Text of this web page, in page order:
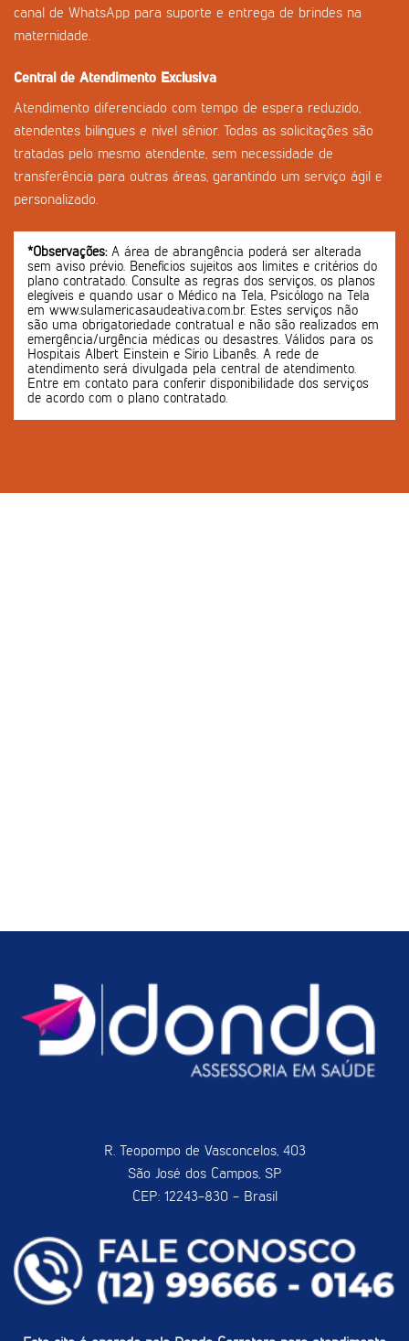
canal de WhatsApp para suporte e entrega de brindes na
maternidade.
Central de Atendimento Exclusiva
Atendimento diferenciado com tempo de espera reduzido,
atendentes bilíngues e nível sênior. Todas as solicitações são
tratadas pelo mesmo atendente, sem necessidade de
transferência para outras áreas, garantindo um serviço ágil e
personalizado.
*Observações:A área de abrangência poderá ser alterada
sem aviso prévio. Benefícios sujeitos aos limites e critérios do
plano contratado. Consulte as regras dos serviços, os planos
elegíveis e quando usar o Médico na Tela, Psicólogo na Tela
em www.sulamericasaudeativa.com.br. Estes serviços não
são uma obrigatoriedade contratual e não são realizados em
emergência/urgência médicas ou desastres. Válidos para os
Hospitais Albert Einstein e Sírio Libanês. A rede de
atendimento será divulgada pela central de atendimento.
Entre em contato para conferir disponibilidade dos serviços
de acordo com o plano contratado.
R. Teopompo de Vasconcelos, 403
São José dos Campos, SP
CEP: 12243-830 - Brasil